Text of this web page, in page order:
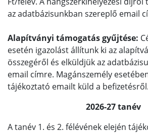
az adatbázisunkban szereplő email
Alapítványi támogatás gyűjtése:
esetén igazolást állítunk ki az
összegéről és elküldjük az
email címre. Magánszemély
tájékoztató emailt küld a befizetésről.
2026-27 tanév
A tanév 1. és 2. félévének elején